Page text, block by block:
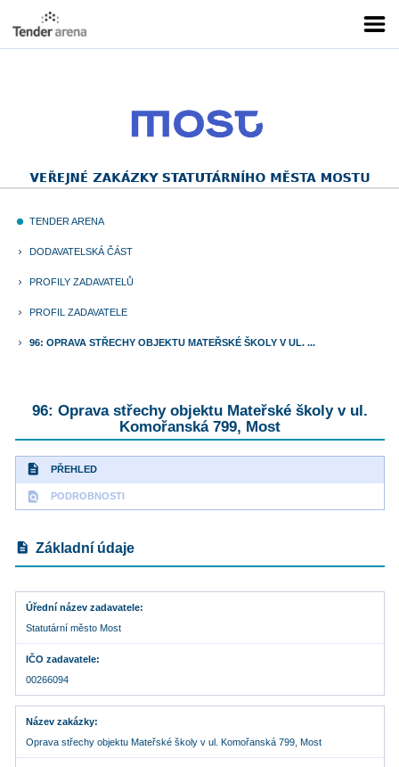
fiber_manual_record TENDER ARENA
keyboard_arrow_right DODAVATELSKÁ ČÁST
keyboard_arrow_right PROFILY ZADAVATELŮ
keyboard_arrow_right PROFIL ZADAVATELE
keyboard_arrow_right 96: OPRAVA STŘECHY OBJEKTU MATEŘSKÉ ŠKOLY V UL. ...
96: Oprava střechy objektu Mateřské školy v ul.
Komořanská 799, Most
description PŘEHLED
find_in_page PODROBNOSTI
description Základní údaje
Úřední název zadavatele
Statutární město Most
IČO zadavatele
00266094
Název zakázky
Oprava střechy objektu Mateřské školy v ul. Komořanská 799, Most